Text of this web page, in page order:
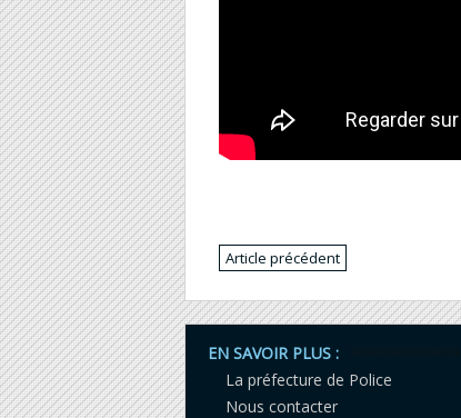
Article précédent
EN SAVOIR PLUS :
La préfecture de Police
Nous contacter